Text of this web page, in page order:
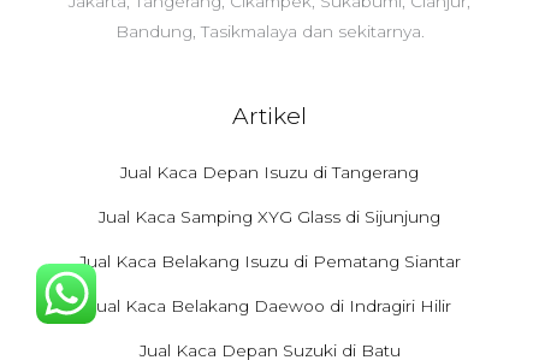
Bandung, Tasikmalaya dan sekitarnya.
Artikel
Jual Kaca Depan Isuzu di Tangerang
Jual Kaca Samping XYG Glass di Sijunjung
Jual Kaca Belakang Isuzu di Pematang Siantar
Jual Kaca Belakang Daewoo di Indragiri Hilir
Jual Kaca Depan Suzuki di Batu